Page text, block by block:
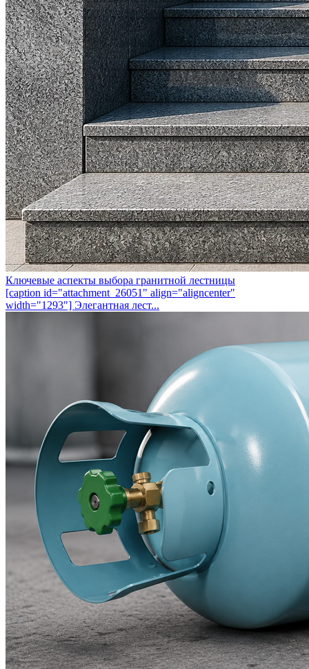
Ключевые аспекты выбора гранитной лестницы
[caption id="attachment_26051" align="aligncenter"
width="1293"] Элегантная лест...